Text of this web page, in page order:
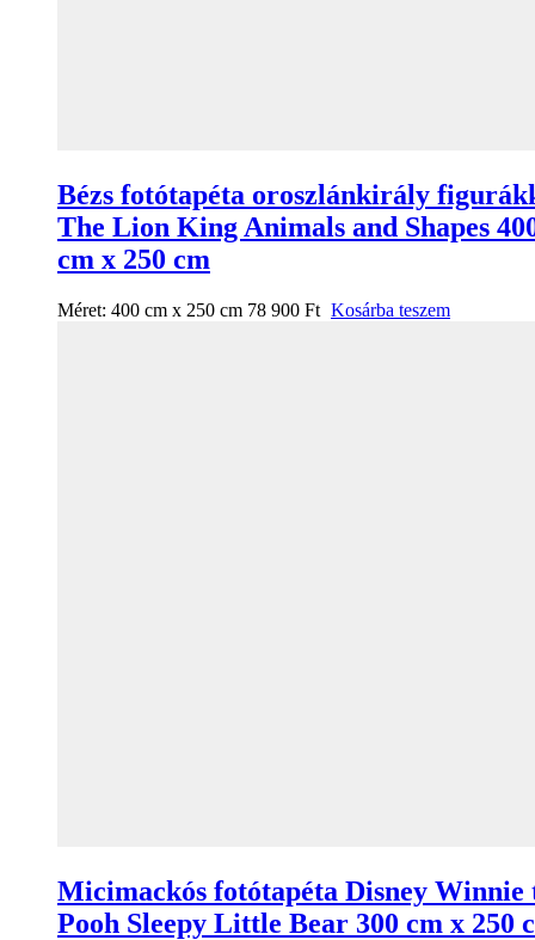
Bézs fotótapéta oroszlánkirály
The Lion King Animals and Shapes
cm x 250 cm
Méret: 400 cm x 250 cm 78 900 Ft Kosárba teszem
Micimackós fotótapéta Disney Winnie
Pooh Sleepy Little Bear 300 cm x 250